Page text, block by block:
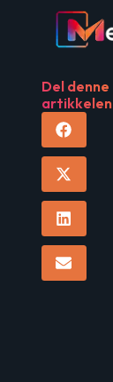
Del denne
artikkelen